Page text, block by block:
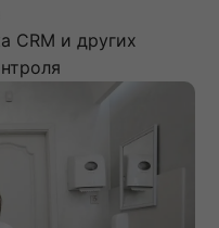
CRM и других